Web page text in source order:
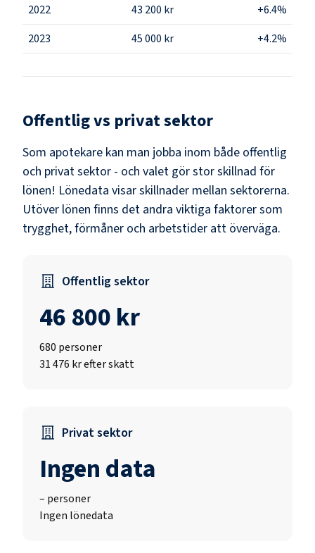
2022
43 200 kr
+6.4%
2023
45 000 kr +4.2%
Offentlig vs privat sektor
Som apotekare kan man jobba inom både offentlig
och privat sektor - och valet gör stor skillnad för
lönen! Lönedata visar skillnader mellan sektorerna.
Utöver lönen finns det andra viktiga faktorer som
trygghet, förmåner och arbetstider att överväga.
Offentlig sektor
46 800 kr
680 personer
31 476 kr efter skatt
Privat sektor
Ingen data
– personer
Ingen lönedata